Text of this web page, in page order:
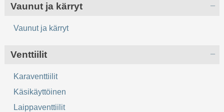
Vaunut ja kärryt
Vaunut ja kärryt
Venttiilit
Karaventtiilit
Käsikäyttöinen
Laippaventtiilit